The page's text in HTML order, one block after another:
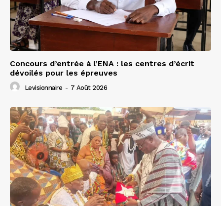
Concours d’entrée à l’ENA : les centres d’écrit
dévoilés pour les épreuves
Levisionnaire - 7 Août 2026